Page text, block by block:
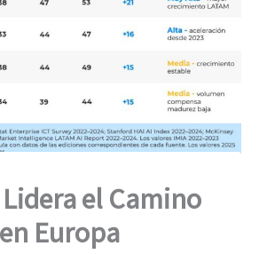
el Camino
Europa